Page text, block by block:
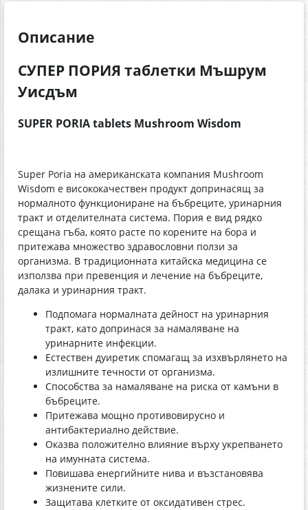
Описание
СУПЕР ПОРИЯ таблетки Мъшрум
Уисдъм
SUPER PORIA tablets Mushroom Wisdom
Super Poria на американската компания Mushroom
Wisdom е висококачествен продукт допринасящ за
нормалното функциониране на бъбреците, уринарния
тракт и отделителната система. Пория е вид рядко
срещана гъба, която расте по корените на бора и
притежава множество здравословни ползи за
организма. В традиционната китайска медицина се
използва при превенция и лечение на бъбреците,
далака и уринарния тракт.
Подпомага нормалната дейност на уринарния
тракт, като допринася за намаляване на
уринарните инфекции.
Естествен дуиретик спомагащ за изхвърлянето на
излишните течности от организма.
Способства за намаляване на риска от камъни в
бъбреците.
Притежава мощно противовирусно и
антибактериално действие.
Оказва положително влияние върху укрепването
на имунната система.
Повишава енергийните нива и възстановява
жизнените сили.
Защитава клетките от оксидативен стрес.